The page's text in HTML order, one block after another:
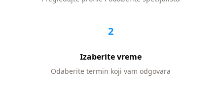
2
Izaberite vreme
Odaberite termin koji vam odgovara